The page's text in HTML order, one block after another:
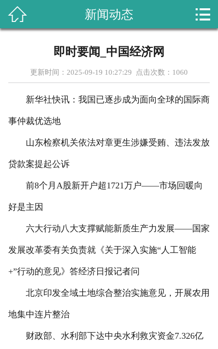
行业资讯
在线留言
 新闻动态 
即时要闻_中国经济网
更新时间：2025-09-19 10:27:29 点击次数： 1060
新华社快讯：我国已逐步成为面向全球的国际商
事仲裁优选地
山东检察机关依法对章更生涉嫌受贿、违法发放
贷款案提起公诉
前8个月A股新开户超1721万户——市场回暖向
好是主因
六大行动八大支撑赋能新质生产力发展——国家
发展改革委有关负责就《关于深入实施“人工智能
+”行动的意见》答经济日报记者问
北京印发全域土地综合整治实施意见，开展农用
地集中连片整治
财政部、水利部下达中央水利救灾资金7.326亿